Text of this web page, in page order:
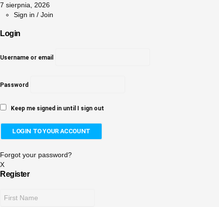
7 sierpnia, 2026
Sign in / Join
Login
Username or email
Password
Keep me signed in until I sign out
Forgot your password?
X
Register